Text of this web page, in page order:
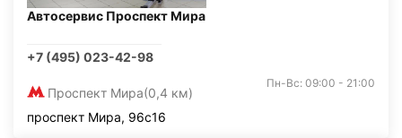
Автосервис Проспект Мира
+7 (495) 023-42-98
Проспект Мира(0,4 км)
Пн-Вс: 09:00 - 21:00
проспект Мира, 96с16